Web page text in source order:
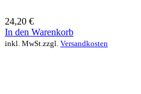
24,20 €
In den Warenkorb
inkl. MwSt. zzgl. Versandkosten